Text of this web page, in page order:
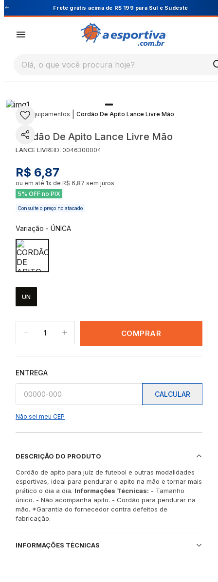
Cupom PRIMEIRA10 para 10% OFF na 1ª
Olá, o que você procura hoje?
| Equipamentos Cordão De Apito Lance Livre Mão
Cordão De Apito Lance Livre Mão
LANCE LIVREID: 0046300004
R$ 6,87
ou em até 1x de R$ 6,87 sem juros
5% OFF no PIX
Consulte o preço no atacado
Variação - ÚNICA
UN
1 COMPRAR
ENTREGA
CALCULAR
Não sei meu CEP
DESCRIÇÃO DO PRODUTO
Cordão de apito para juíz de futebol e outras modalidades
esportivas, ideal para pendurar o apito na mão e tornar mais
prático o dia a dia. Informações Técnicas: - Tamanho
único. - Não acompanha apito. - Cordão para pendurar na
mão. *Garantia do fornecedor contra defeitos de
fabricação.
INFORMAÇÕES TÉCNICAS